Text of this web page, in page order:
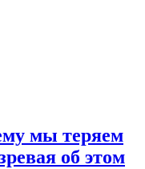
мы теряем
об этом